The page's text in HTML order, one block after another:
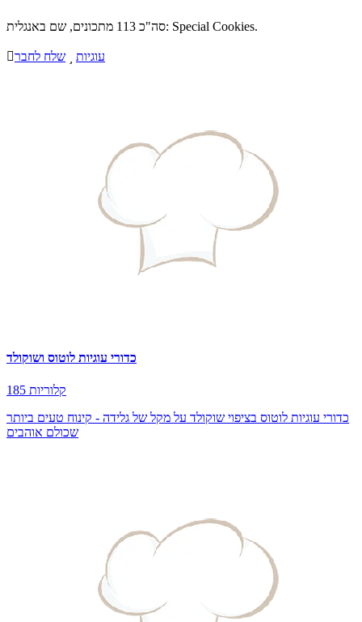
סה"כ 113 מתכונים, שם באנגלית: Special Cookies.
שלח לחבר עוגיות
כדורי עוגיות לוטוס ושוקולד
185 קלוריות
כדורי עוגיות לוטוס בציפוי שוקולד על מקל של גלידה - קינוח טעים ביותר
שכולם אוהבים